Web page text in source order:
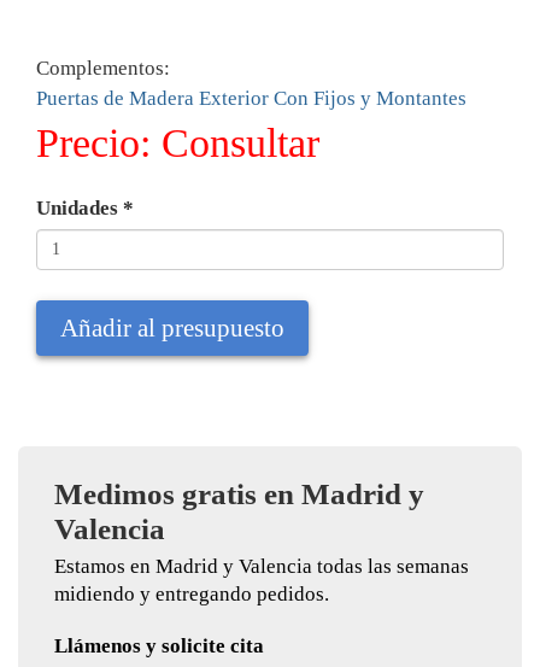
Complementos:
Puertas de Madera Exterior Con Fijos y Montantes
Precio: Consultar
Unidades *
Añadir al presupuesto
Medimos gratis en Madrid y
Valencia
Estamos en Madrid y Valencia todas las semanas
midiendo y entregando pedidos.
Llámenos y solicite cita